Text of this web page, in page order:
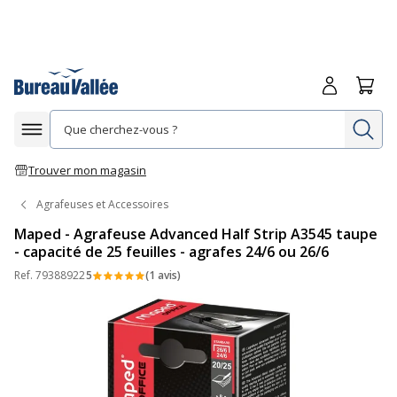
Afficher la navigation
Trouver mon magasin
Me
Agrafeuses et Accessoires
Maped - Agrafeuse Advanced Half Strip A3545 taupe
- capacité de 25 feuilles - agrafes 24/6 ou 26/6
Ref. 793889225 (1 avis)